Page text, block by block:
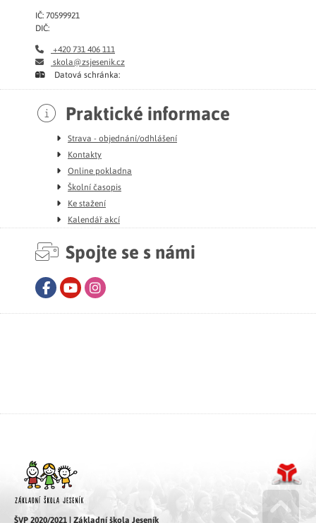
IČ: 70599921
DIČ:
+420 731 406 111
skola@zsjesenik.cz
Datová schránka:
Praktické informace
Strava - objednání/odhlášení
Kontakty
Online pokladna
Školní časopis
Ke stažení
Kalendář akcí
Spojte se s námi
FacebookYoutube
ŠVP 2020/2021 | Základní škola Jeseník